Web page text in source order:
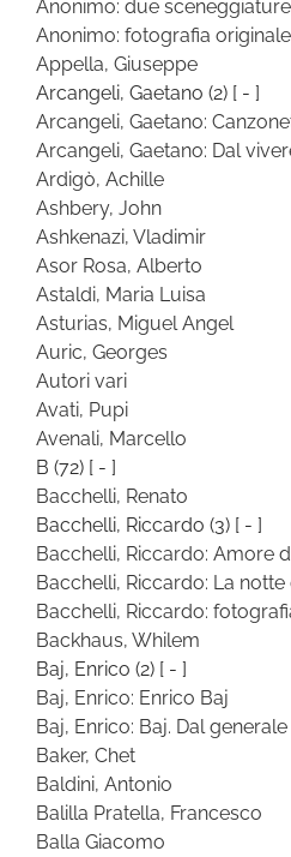
Anonimo: due
Anonimo: fotografia originale
Appella, Giuseppe
Arcangeli, Gaetano (2) [ - ]
Arcangeli, Gaetano:
Arcangeli, Gaetano: Dal
Ardigò, Achille
Ashbery, John
Ashkenazi, Vladimir
Asor Rosa, Alberto
Astaldi, Maria Luisa
Asturias, Miguel Angel
Auric, Georges
Autori vari
Avati, Pupi
Avenali, Marcello
B (72) [ - ]
Bacchelli, Renato
Bacchelli, Riccardo (3) [ - ]
Bacchelli, Riccardo: Amore
Bacchelli, Riccardo: La notte
Bacchelli, Riccardo:
Backhaus, Whilem
Baj, Enrico (2) [ - ]
Baj, Enrico: Enrico Baj
Baj, Enrico: Baj. Dal
Baker, Chet
Baldini, Antonio
Balilla Pratella, Francesco
Balla Giacomo